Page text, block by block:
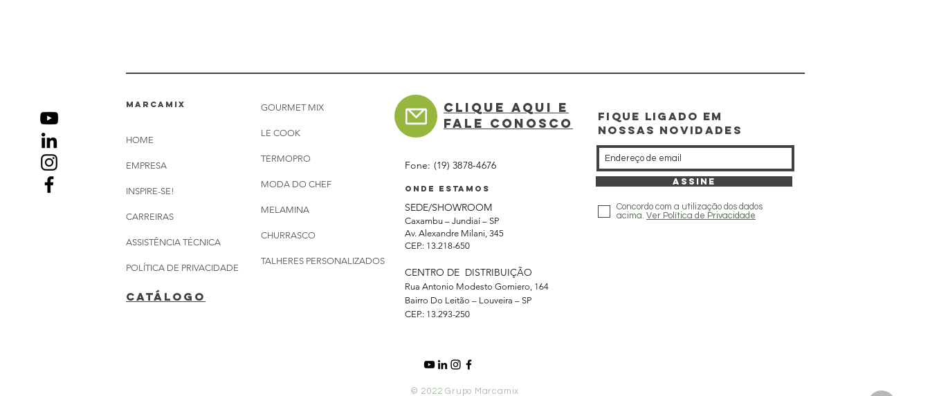
marcamix
HOME
EMPRESA
INSPIRE-SE!
CARREIRAS
ASSISTÊNCIA TÉCNICA
POLÍTICA DE PRIVACIDADE
CATÁLOGO
GOURMET MIX
LE COOK
TERMOPRO
MODA DO CHEF
MELAMINA
CHURRASCO
TALHERES PERSONALIZADOS
Clique aqui e
FALE CONOSCO
Fone: (19) 3878-4676
Onde estamos
SEDE/SHOWROOM
Caxambu – Jundiaí – SP
Av. Alexandre Milani, 345
CEP.: 13.218-650
CENTRO DE DISTRIBUIÇÃO
Rua Antonio Modesto Gomiero, 164
Bairro Do Leitão – Louveira – SP
CEP.: 13.293-250
Fique ligado EM
NOSSAS NOVIDADES
Assine
Concordo com a utilização dos dados
acima. Ver Política de Privacidade
© 2022 Grupo Marcamix